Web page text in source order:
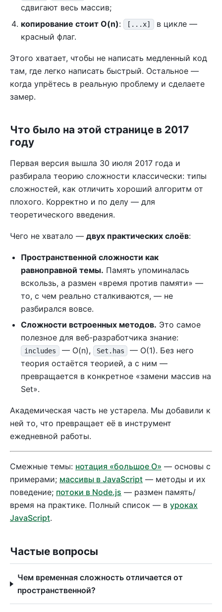
сдвигают весь массив;
копирование стоит O(n): [...x]
в цикле —
красный флаг.
Этого хватает, чтобы не написать медленный код
там, где легко написать быстрый. Остальное —
когда упрётесь в реальную проблему и сделаете
замер.
Что было на этой странице в 2017
году
Первая версия вышла 30 июля 2017 года и
разбирала теорию сложности классически: типы
сложностей, как отличить хороший алгоритм от
плохого. Корректно и по делу — для
теоретического введения.
Чего не хватало — двух практических слоёв:
Пространственной сложности как
равноправной темы. Память упоминалась
вскользь, а размен «время против памяти» —
то, с чем реально сталкиваются, — не
разбирался вовсе.
Сложности встроенных методов. Это самое
полезное для веб-разработчика знание:
includes — O(n), Set.has
— O(1). Без него
теория остаётся теорией, а с ним —
превращается в конкретное «замени массив на
Set».
Академическая часть не устарела. Мы добавили к
ней то, что превращает её в инструмент
ежедневной работы.
Смежные темы: нотация «большое O» — основы с
примерами; массивы в JavaScript — методы и их
поведение; потоки в Node.js — размен память/
время на практике. Полный список — в уроках
JavaScript.
Частые вопросы
Чем временная сложность отличается от
пространственной?